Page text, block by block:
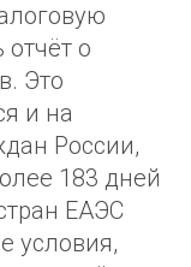
о
Это
и на
России,
183 дней
ЕАЭС
условия,